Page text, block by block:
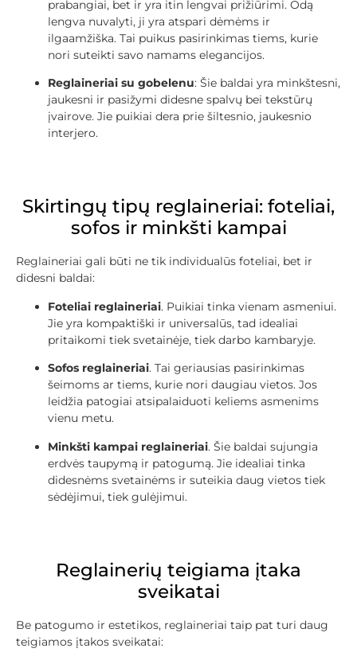
prabangiai, bet ir yra itin lengvai prižiūrimi. Odą
lengva nuvalyti, ji yra atspari dėmėms ir
ilgaamžiška. Tai puikus pasirinkimas tiems, kurie
nori suteikti savo namams elegancijos.
Reglaineriai su gobelenu: Šie baldai yra minkštesni,
jaukesni ir pasižymi didesne spalvų bei tekstūrų
įvairove. Jie puikiai dera prie šiltesnio, jaukesnio
interjero.
Skirtingų tipų reglaineriai: foteliai,
sofos ir minkšti kampai
Reglaineriai gali būti ne tik individualūs foteliai, bet ir
didesni baldai:
Foteliai reglaineriai. Puikiai tinka vienam asmeniui.
Jie yra kompaktiški ir universalūs, tad idealiai
pritaikomi tiek svetainėje, tiek darbo kambaryje.
Sofos reglaineriai. Tai geriausias pasirinkimas
šeimoms ar tiems, kurie nori daugiau vietos. Jos
leidžia patogiai atsipalaiduoti keliems asmenims
vienu metu.
Minkšti kampai reglaineriai. Šie baldai sujungia
erdvės taupymą ir patogumą. Jie idealiai tinka
didesnėms svetainėms ir suteikia daug vietos tiek
sėdėjimui, tiek gulėjimui.
Reglainerių teigiama įtaka
sveikatai
Be patogumo ir estetikos, reglaineriai taip pat turi daug
teigiamos įtakos sveikatai: